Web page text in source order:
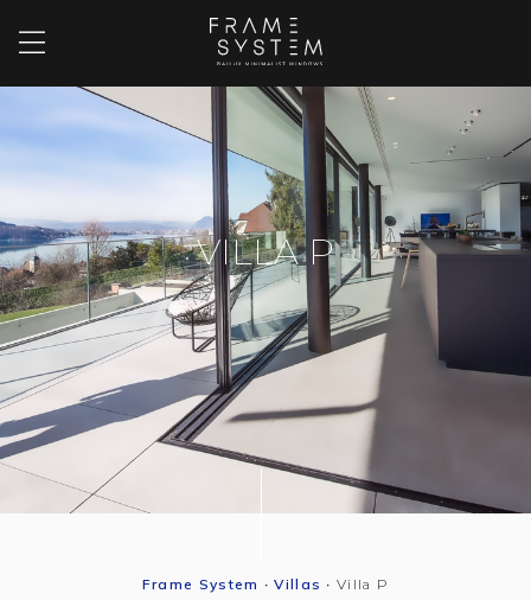
VILLA P
Frame System •Villas •Villa P